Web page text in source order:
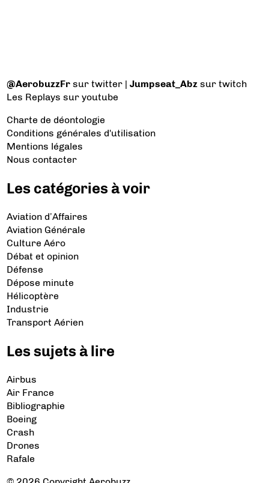
@AerobuzzFr sur twitter |Jumpseat_Abz sur twitch
Les Replays sur youtube
Charte de déontologie
Conditions générales d'utilisation
Mentions légales
Nous contacter
Les catégories à voir
Aviation d’Affaires
Aviation Générale
Culture Aéro
Débat et opinion
Défense
Dépose minute
Hélicoptère
Industrie
Transport Aérien
Les sujets à lire
Airbus
Air France
Bibliographie
Boeing
Crash
Drones
Rafale